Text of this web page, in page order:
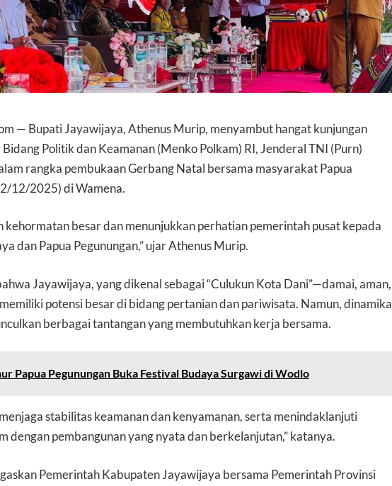
— Bupati Jayawijaya, Athenus Murip, menyambut hangat kunjungan
Politik dan Keamanan (Menko Polkam) RI, Jenderal TNI (Purn)
rangka pembukaan Gerbang Natal bersama masyarakat Papua
12/2025) di Wamena.
kehormatan besar dan menunjukkan perhatian pemerintah pusat kepada
dan Papua Pegunungan,” ujar Athenus Murip.
Jayawijaya, yang dikenal sebagai “Culukun Kota Dani”—damai, aman,
potensi besar di bidang pertanian dan pariwisata. Namun, dinamika
berbagai tantangan yang membutuhkan kerja bersama.
Papua Pegunungan Buka Festival Budaya Surgawi di Wodlo
stabilitas keamanan dan kenyamanan, serta menindaklanjuti
dengan pembangunan yang nyata dan berkelanjutan,” katanya.
Pemerintah Kabupaten Jayawijaya bersama Pemerintah Provinsi